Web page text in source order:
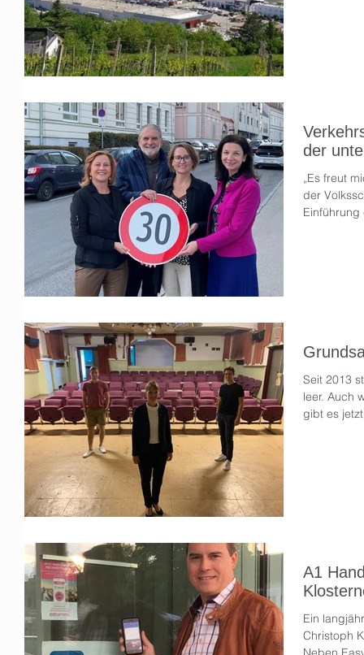
der
„Es freut
der
Seit 2013
leer. Auch
gibt es
A1
Ein
Christoph